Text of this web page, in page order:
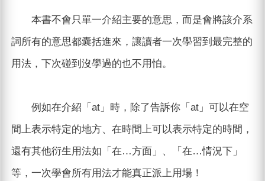
本書不會只單一介紹主要的意思，而是會將該介系
詞所有的意思都囊括進來，讓讀者一次學習到最完整的
用法，下次碰到沒學過的也不用怕。
例如在介紹「at」時，除了告訴你「at」可以在空
間上表示特定的地方、在時間上可以表示特定的時間，
還有其他衍生用法如「在…方面」、「在…情況下」
等，一次學會所有用法才能真正派上用場！